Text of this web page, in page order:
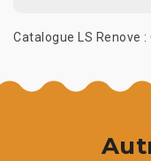
Catalogue LS Renove :